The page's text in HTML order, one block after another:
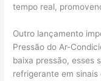
tempo real,
Outro lançamento
Pressão do Ar-
baixa pressão, esses
refrigerante em